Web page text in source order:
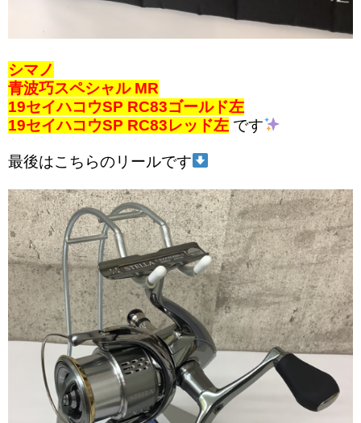
シマノ
青波巧スペシャル MR
19セイハコウSP RC83ゴールド左
19セイハコウSP RC83レッド左 です
最後はこちらのリールです